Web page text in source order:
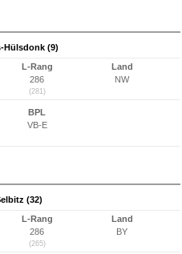
Hülsdonk (9)
L-Rang
286
(281)
Land
NW
BPL
VB-E
(32)
L-Rang
286
(265)
Land
BY